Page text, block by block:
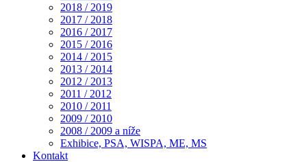
2018 / 2019
2017 / 2018
2016 / 2017
2015 / 2016
2014 / 2015
2013 / 2014
2012 / 2013
2011 / 2012
2010 / 2011
2009 / 2010
2008 / 2009 a níže
Exhibice, PSA, WISPA, ME, MS
Kontakt